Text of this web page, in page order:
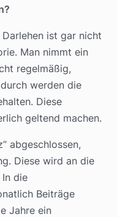
ist gar nicht
Man nimmt ein
regelmäßig,
werden die
Diese
geltend machen.
abgeschlossen,
Diese wird an die
die
Beiträge
Jahre ein